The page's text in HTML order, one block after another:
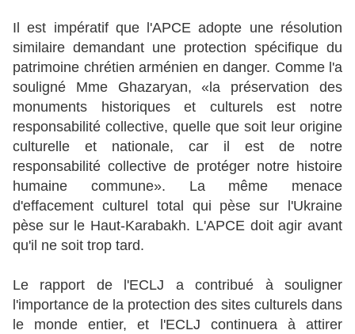
Il est impératif que l'APCE adopte une résolution
similaire demandant une protection spécifique du
patrimoine chrétien arménien en danger. Comme l'a
souligné Mme Ghazaryan, «la préservation des
monuments historiques et culturels est notre
responsabilité collective, quelle que soit leur origine
culturelle et nationale, car il est de notre
responsabilité collective de protéger notre histoire
humaine commune». La même menace
d'effacement culturel total qui pèse sur l'Ukraine
pèse sur le Haut-Karabakh. L'APCE doit agir avant
qu'il ne soit trop tard.
Le rapport de l'ECLJ a contribué à souligner
l'importance de la protection des sites culturels dans
le monde entier, et l'ECLJ continuera à attirer